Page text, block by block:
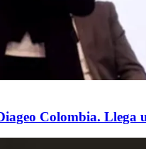
Colombia. Llega